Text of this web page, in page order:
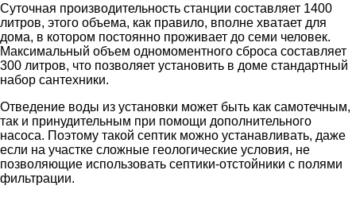
Суточная производительность станции составляет 1400
литров, этого объема, как правило, вполне хватает для
дома, в котором постоянно проживает до семи человек.
Максимальный объем одномоментного сброса составляет
300 литров, что позволяет установить в доме стандартный
набор сантехники.
Отведение воды из установки может быть как самотечным,
так и принудительным при помощи дополнительного
насоса. Поэтому такой септик можно устанавливать, даже
если на участке сложные геологические условия, не
позволяющие использовать септики-отстойники с полями
фильтрации.